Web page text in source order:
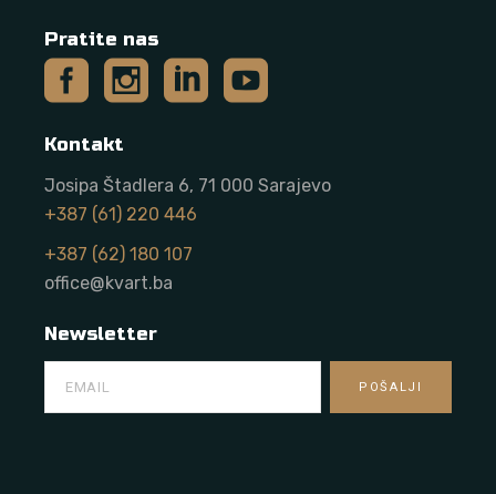
Pratite nas
Kontakt
Josipa Štadlera 6, 71 000 Sarajevo
+387 (61) 220 446
+387 (62) 180 107
office@kvart.ba
Newsletter